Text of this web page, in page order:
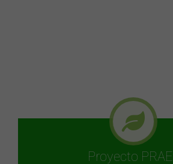
y Trabajo”
Proyecto PRAE